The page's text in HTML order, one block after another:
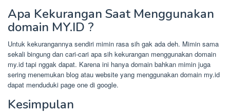
Apa Kekurangan Saat Menggunakan
domain MY.ID ?
Untuk kekurangannya sendiri mimin rasa sih gak ada deh. Mimin sama
sekali bingung dan cari-cari apa sih kekurangan menggunakan domain
my.id tapi nggak dapat. Karena ini hanya domain bahkan mimin juga
sering menemukan blog atau website yang menggunakan domain my.id
dapat menduduki page one di google.
Kesimpulan